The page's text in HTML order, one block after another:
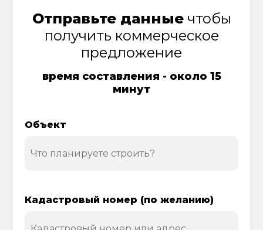
Отправьте данныечтобы
получить коммерческое
предложение
время составления - около 15
минут
Объект
Кадастровый номер (по желанию)